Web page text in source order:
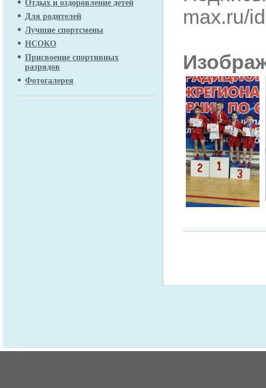
Отдых и оздоровление детей
Для родителей
Лучшие спортсмены
НСОКО
Присвоение спортивных
разрядов
Фотогалерея
max.ru/